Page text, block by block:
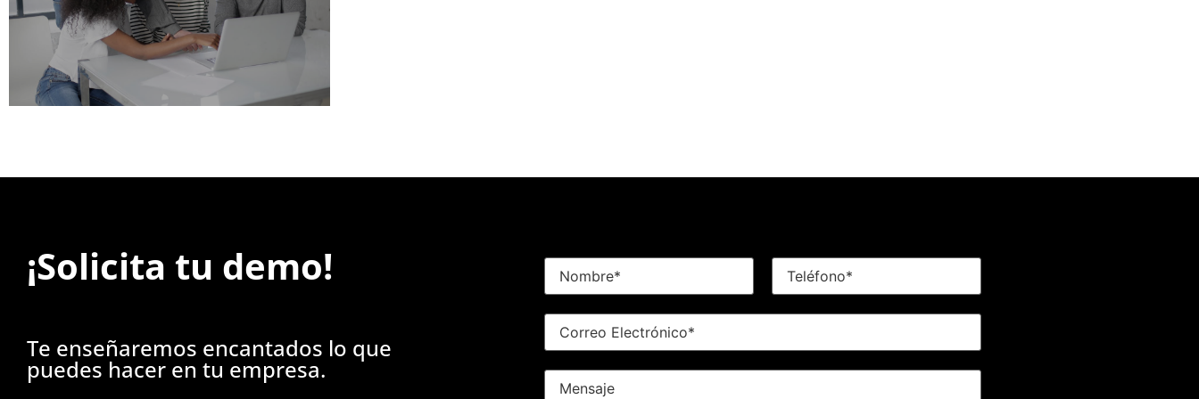
Más información
¡Solicita tu demo!
Te enseñaremos encantados lo que
puedes hacer en tu empresa.